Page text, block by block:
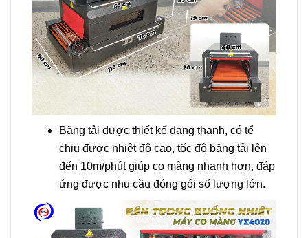
Băng tải được thiết kế dạng thanh, có tể
chịu được nhiệt độ cao, tốc độ băng tải lên
đến 10m/phút giúp co màng nhanh hơn, đáp
ứng được nhu cầu đóng gói số lượng lớn.